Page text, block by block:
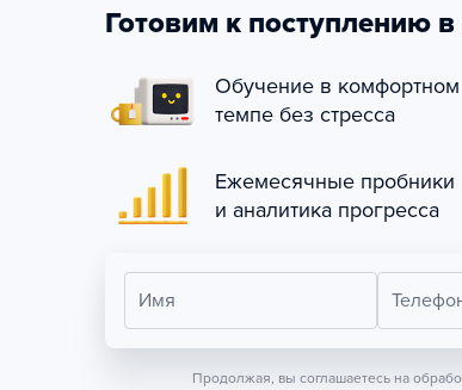
Готовим к поступлению
Обучение в комфортном
темпе без стресса
Ежемесячные пробники
и аналитика прогресса
Имя
Продолжая, вы соглашаетесь на